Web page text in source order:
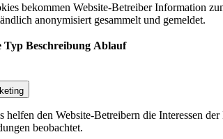
bekommen Website-Betreiber Information
anonymisiert gesammelt und gemeldet.
Typ Beschreibung Ablauf
helfen den Website-Betreibern die Interessen
beobachtet.